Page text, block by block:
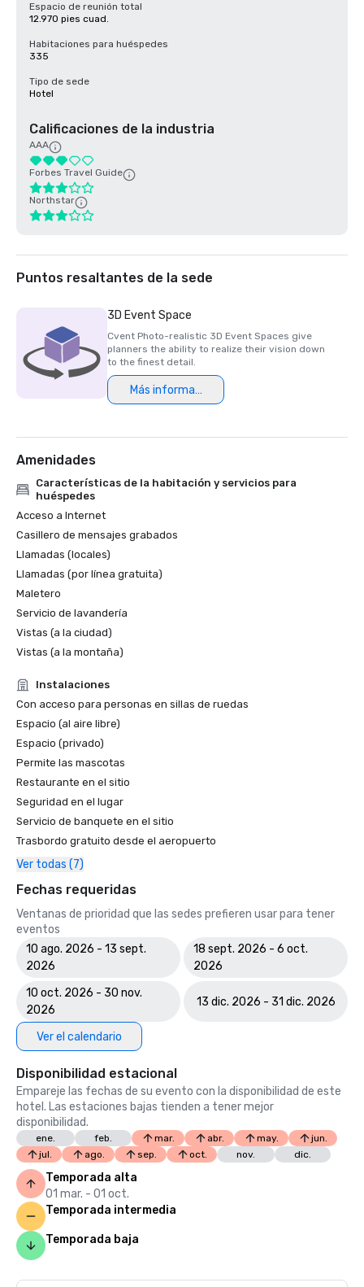
Espacio de reunión total
12.970 pies cuad.
Habitaciones para huéspedes
335
Tipo de sede
Hotel
Calificaciones de la industria
AAA
Forbes Travel Guide
Northstar
Puntos resaltantes de la sede
3D Event Space
Cvent Photo-realistic 3D Event Spaces give
planners the ability to realize their vision down
to the finest detail.
Más información
Amenidades
Características de la habitación y servicios para
huéspedes
Acceso a Internet
Casillero de mensajes grabados
Llamadas (locales)
Llamadas (por línea gratuita)
Maletero
Servicio de lavandería
Vistas (a la ciudad)
Vistas (a la montaña)
Instalaciones
Con acceso para personas en sillas de ruedas
Espacio (al aire libre)
Espacio (privado)
Permite las mascotas
Restaurante en el sitio
Seguridad en el lugar
Servicio de banquete en el sitio
Trasbordo gratuito desde el aeropuerto
Ver todas (7)
Fechas requeridas
Ventanas de prioridad que las sedes prefieren usar para tener
eventos
10 ago. 2026 - 13 sept.
2026
18 sept. 2026 - 6 oct.
2026
10 oct. 2026 - 30 nov.
2026
13 dic. 2026 - 31 dic. 2026
Ver el calendario
Disponibilidad estacional
Empareje las fechas de su evento con la disponibilidad de este
hotel. Las estaciones bajas tienden a tener mejor
disponibilidad.
ene. feb. mar. abr. may.
jun.
jul.
ago. sep. oct. nov. dic.
Temporada alta
01 mar. - 01 oct.
Temporada intermedia
Temporada baja